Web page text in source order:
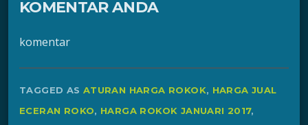
KOMENTAR ANDA
komentar
TAGGED AS ATURAN HARGA ROKOK, HARGA JUAL
ECERAN ROKO, HARGA ROKOK JANUARI 2017,